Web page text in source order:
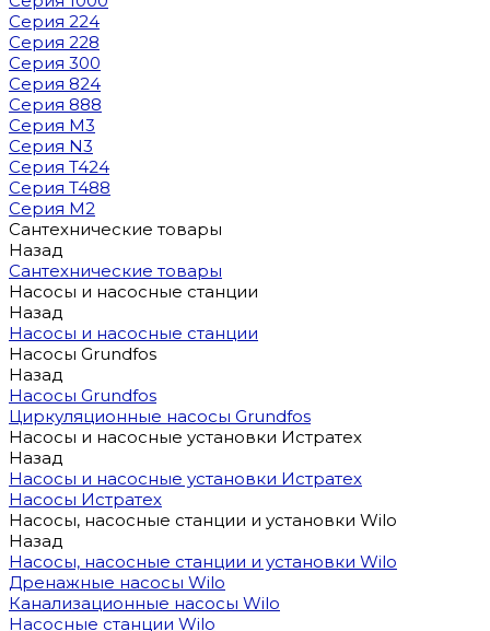
Серия 224
Серия 228
Серия 300
Серия 824
Серия 888
Серия M3
Серия N3
Серия T424
Серия T488
Серия М2
Сантехнические товары
Назад
Сантехнические товары
Насосы и насосные станции
Назад
Насосы и насосные станции
Насосы Grundfos
Назад
Насосы Grundfos
Циркуляционные насосы Grundfos
Насосы и насосные установки Истратех
Назад
Насосы и насосные установки Истратех
Насосы Истратех
Насосы, насосные станции и установки Wilo
Назад
Насосы, насосные станции и установки Wilo
Дренажные насосы Wilo
Канализационные насосы Wilo
Насосные станции Wilo